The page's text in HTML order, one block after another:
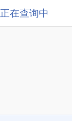
正在查询中